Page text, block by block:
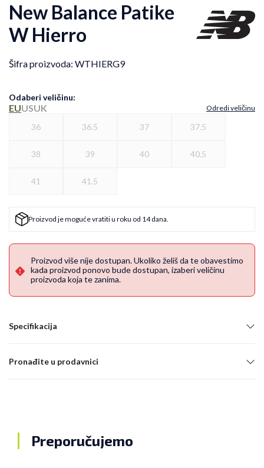
New Balance Patike
W Hierro
Šifra proizvoda: WTHIERG9
Odaberi veličinu:
EUUSUK Odredi veličinu
36 36.5 37 37.5
38 39 40 40.5
41 41.5
Proizvod je moguće vratiti u roku od 14 dana.
Proizvod više nije dostupan. Ukoliko želiš da te obavestimo
kada proizvod ponovo bude dostupan, izaberi veličinu
proizvoda koja te zanima.
Specifikacija
Pronađite u prodavnici
Preporučujemo